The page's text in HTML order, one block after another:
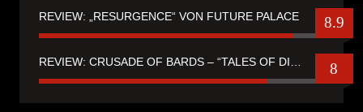
REVIEW: „RESURGENCE“ VON FUTURE PALACE 8.9
8